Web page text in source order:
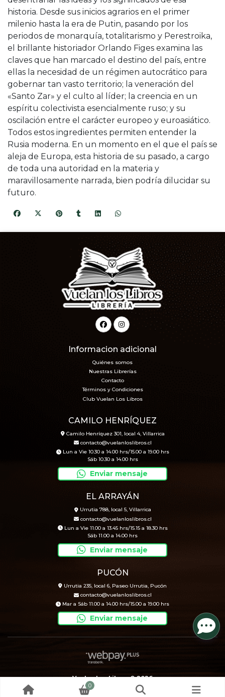
historia. Desde sus inicios agrarios en el primer
milenio hasta la era de Putin, pasando por los
periodos de monarquía, totalitarismo y Perestroika,
el brillante historiador Orlando Figes examina las
claves que han marcado el destino del país, entre
ellas la necesidad de un régimen autocrático para
gobernar tan vasto territorio; la veneración del
«Santo Zar» y el culto al líder; la creencia en un
espíritu colectivista esencialmente ruso; y su
oscilación entre el carácter europeo y euroasiático.
Todos estos ingredientes permiten entender la
Rusia moderna. En un momento en el que el país se
aleja de Europa, esta historia de su pasado, a cargo
de toda una autoridad en la materia y
maravillosamente narrada, bien podría dilucidar su
futuro.
Informacion adicional
Quiénes somos
Nuestras Librerías
Contacto
Términos y Condiciones
Club Vuelan Los Libros
CAMILO HENRÍQUEZ
Camilo Henríquez 301, local 4, Villarrica
contacto@vuelanloslibros.cl
Lun a Vie 10.30 a 14.00 hrs/15.00 a 19.00 hrs
Sáb 10.30 a 14.00 hrs
Enviar mensaje
EL ARRAYÁN
Urrutia 788, local 5, Villarrica
contacto@vuelanloslibros.cl
Lun a Vie 11.00 a 13.45 hrs/15.15 a 18.30 hrs
Sáb 11.00 a 14.00 hrs
Enviar mensaje
PUCÓN
Urrutia 235, local 6, Paseo Urrutia, Pucón
contacto@vuelanloslibros.cl
Mar a Sáb 11.00 a 14.00 hrs/15.00 a 19.00 hrs
Enviar mensaje
Vuelan Los Libros © 2026
Creado por
Bsale
0